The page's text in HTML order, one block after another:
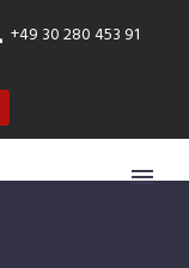
+49 30 280 453 91